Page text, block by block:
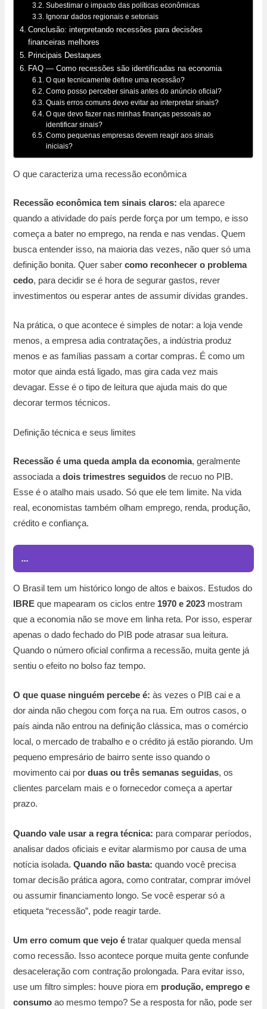
Subestimar o impacto das políticas econômicas
Ignorar dados regionais e setoriais
Conclusão: interpretando recessões para decisões
financeiras melhores
Principais Destaques
FAQ — Como recessões são identificadas na economia
O que tecnicamente define uma recessão?
Como posso perceber sinais antes do anúncio oficial?
Quais erros comuns devo evitar ao interpretar sinais?
O que devo fazer nas minhas finanças pessoais ao
identificar sinais?
Como pequenas empresas devem reagir aos sinais
iniciais?
O que caracteriza uma recessão econômica
Recessão econômica tem sinais claros: ela aparece
quando a atividade do país perde força por um tempo, e isso
começa a bater no emprego, na renda e nas vendas. Quem
busca entender isso, na maioria das vezes, não quer só uma
definição bonita. Quer sabercomo reconhecer o problema
cedo, para decidir se é hora de segurar gastos, rever
investimentos ou esperar antes de assumir dívidas grandes.
Na prática, o que acontece é simples de notar: a loja vende
menos, a empresa adia contratações, a indústria produz
menos e as famílias passam a cortar compras. É como um
motor que ainda está ligado, mas gira cada vez mais
devagar. Esse é o tipo de leitura que ajuda mais do que
decorar termos técnicos.
Definição técnica e seus limites
Recessão é uma queda ampla da economia, geralmente
associada adois trimestres seguidos de recuo no PIB.
Esse é o atalho mais usado. Só que ele tem limite. Na vida
real, economistas também olham emprego, renda, produção,
crédito e confiança.
...
O Brasil tem um histórico longo de altos e baixos. Estudos do
IBRE que mapearam os ciclos entre 1970 e 2023 mostram
que a economia não se move em linha reta. Por isso, esperar
apenas o dado fechado do PIB pode atrasar sua leitura.
Quando o número oficial confirma a recessão, muita gente já
sentiu o efeito no bolso faz tempo.
O que quase ninguém percebe é: às vezes o PIB cai e a
dor ainda não chegou com força na rua. Em outros casos, o
país ainda não entrou na definição clássica, mas o comércio
local, o mercado de trabalho e o crédito já estão piorando. Um
pequeno empresário de bairro sente isso quando o
movimento cai porduas ou três semanas seguidas, os
clientes parcelam mais e o fornecedor começa a apertar
prazo.
Quando vale usar a regra técnica: para comparar períodos,
analisar dados oficiais e evitar alarmismo por causa de uma
notícia isolada.Quando não basta: quando você precisa
tomar decisão prática agora, como contratar, comprar imóvel
ou assumir financiamento longo. Se você esperar só a
etiqueta “recessão”, pode reagir tarde.
Um erro comum que vejo é tratar qualquer queda mensal
como recessão. Isso acontece porque muita gente confunde
desaceleração com contração prolongada. Para evitar isso,
use um filtro simples: houve piora em produção, emprego e
consumo ao mesmo tempo? Se a resposta for não, pode ser